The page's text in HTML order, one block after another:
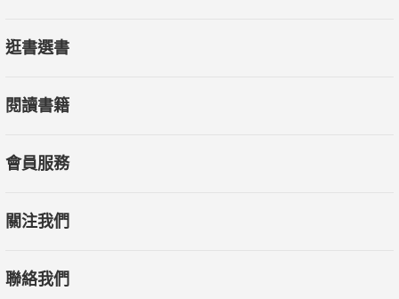
逛書選書
閱讀書籍
會員服務
關注我們
聯絡我們